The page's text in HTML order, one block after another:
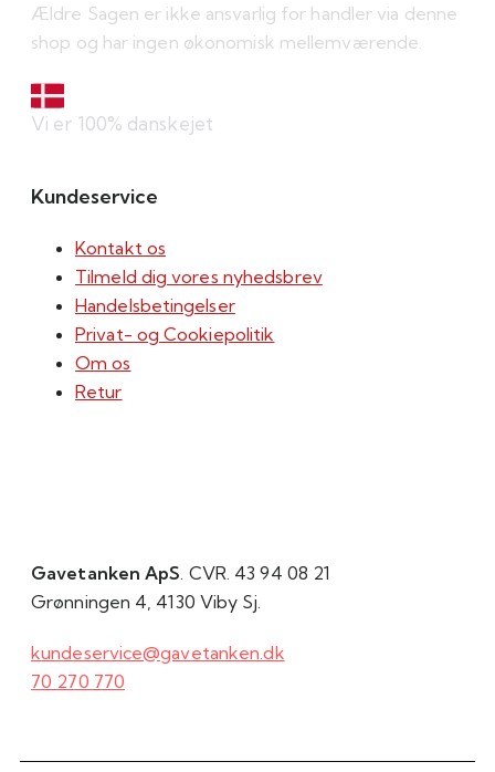
Ældre Sagen er ikke ansvarlig for handler via denne
shop og har ingen økonomisk mellemværende.
Vi er 100% danskejet
Kundeservice
Kontakt os
Tilmeld dig vores nyhedsbrev
Handelsbetingelser
Privat- og Cookiepolitik
Om os
Retur
Gavetanken ApS . CVR. 43 94 08 21
Grønningen 4, 4130 Viby Sj.
kundeservice@gavetanken.dk
70 270 770